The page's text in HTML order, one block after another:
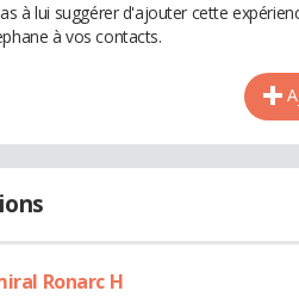
à lui suggérer d'ajouter cette
à vos contacts.
Ronarc H